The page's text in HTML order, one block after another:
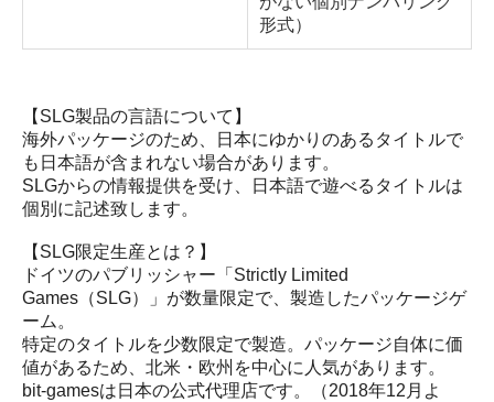
形式）
【SLG製品の言語について】
海外パッケージのため、日本にゆかりのあるタイトルで
も日本語が含まれない場合があります。
SLGからの情報提供を受け、日本語で遊べるタイトルは
個別に記述致します。
【SLG限定生産とは？】
ドイツのパブリッシャー「Strictly Limited
Games（SLG）」が数量限定で、製造したパッケージゲ
ーム。
特定のタイトルを少数限定で製造。パッケージ自体に価
値があるため、北米・欧州を中心に人気があります。
bit-gamesは日本の公式代理店です。（2018年12月よ